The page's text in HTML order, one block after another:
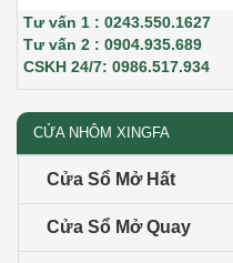
Tư vấn 1 : 0243.550.1627
Tư vấn 2 : 0904.935.689
CSKH 24/7: 0986.517.934
CỬA NHÔM XINGFA
Cửa Sổ Mở Hất
Cửa Sổ Mở Quay